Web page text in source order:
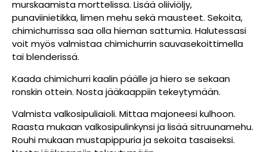
murskaamista morttelissa. Lisää oliiviöljy,
punaviinietikka, limen mehu sekä mausteet. Sekoita,
chimichurrissa saa olla hieman sattumia. Halutessasi
voit myös valmistaa chimichurrin sauvasekoittimella
tai blenderissä.
Kaada chimichurri kaalin päälle ja hiero se sekaan
ronskin ottein. Nosta jääkaappiin tekeytymään.
Valmista valkosipuliaioli. Mittaa majoneesi kulhoon.
Raasta mukaan valkosipulinkynsi ja lisää sitruunamehu.
Rouhi mukaan mustapippuria ja sekoita tasaiseksi.